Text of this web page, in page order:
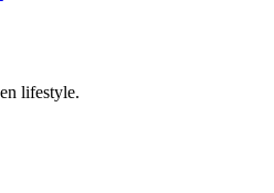
lifestyle.